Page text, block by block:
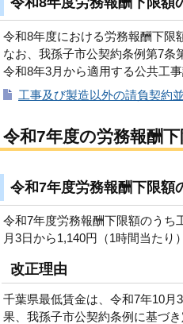
令和8年度における労務報酬下限
なお、我孫子市公契約条例第7条
令和8年3月から適用する公共工
工事及び製造以外の請負契約
令和7年度の労務報酬
令和7年度労務報酬下限額
令和7年度労務報酬下限額のうち
月3日から1,140円（1時間当たり
改正理由
千葉県最低賃金は、令和7年10月
果、我孫子市公契約条例に基づ